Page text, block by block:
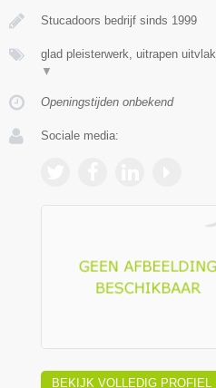
Stucadoors bedrijf sinds 1999
glad pleisterwerk, uitrapen
▼
Openingstijden onbekend
Sociale media:
BEKIJK VOLLEDIG PROFIEL